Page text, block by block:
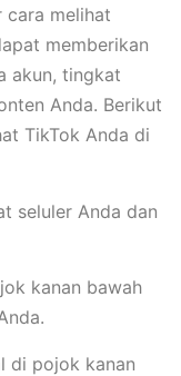
cara melihat
memberikan
akun, tingkat
Anda. Berikut
TikTok Anda di
seluler Anda dan
kanan bawah
di pojok kanan